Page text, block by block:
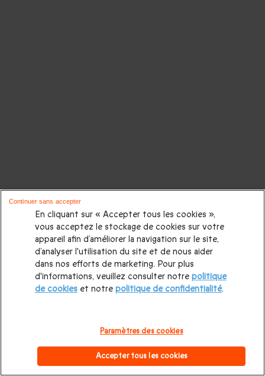
En cliquant sur « Accepter tous les cookies »,
vous acceptez le stockage de cookies sur votre
appareil afin d’améliorer la navigation sur le site,
d’analyser l'utilisation du site et de nous aider
dans nos efforts de marketing. Pour plus
d'informations, veuillez consulter notre politique
de cookieset notre politique de confidentialité.
Paramètres des cookies
Accepter tous les cookies
Continuer sans accepter